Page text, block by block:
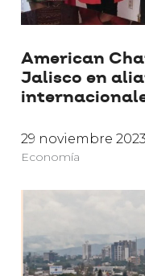
American
Jalisco en
29 noviembre 2023
Economía